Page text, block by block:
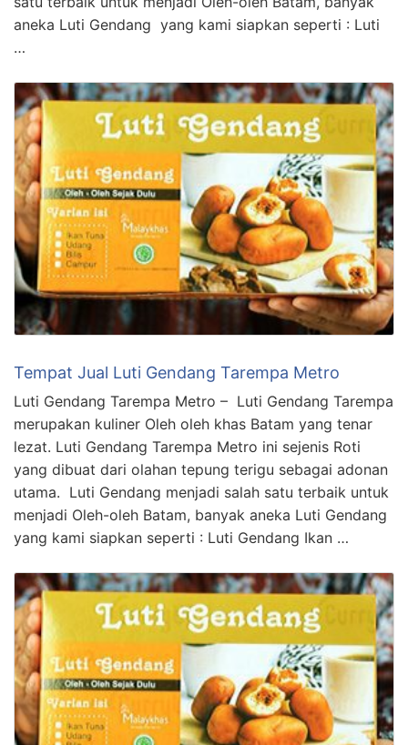
aneka Luti Gendang yang kami siapkan seperti : Luti
…
Tempat Jual Luti Gendang Tarempa Metro
Luti Gendang Tarempa Metro – Luti Gendang Tarempa
merupakan kuliner Oleh oleh khas Batam yang tenar
lezat. Luti Gendang Tarempa Metro ini sejenis Roti
yang dibuat dari olahan tepung terigu sebagai adonan
utama. Luti Gendang menjadi salah satu terbaik untuk
menjadi Oleh-oleh Batam, banyak aneka Luti Gendang
yang kami siapkan seperti : Luti Gendang Ikan …